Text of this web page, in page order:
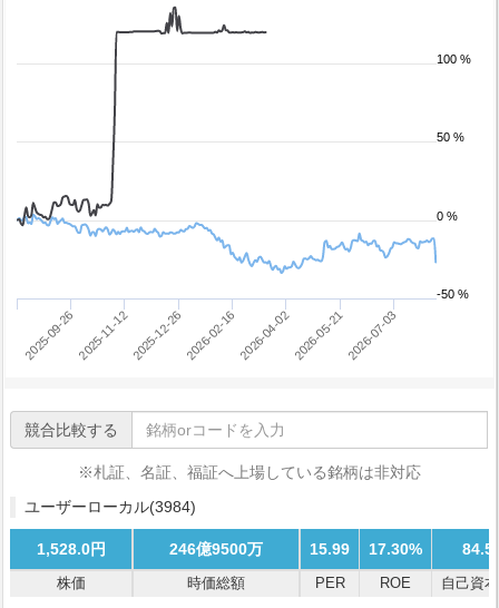
2025-09-26 2025-11-122025-12-26 2026-02-16 2026-04-022026-05-212026-07-03
-50 %
0 %
50 %
100 %
競合比較する
※札証、名証、福証へ上場している銘柄は非対応
ユーザーローカル(3984)
1,528.0円 246億9500万 15.99 17.30%
株価 時価総額 PER ROE 自己資